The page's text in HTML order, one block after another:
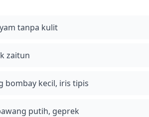
tanpa kulit
zaitun
bombay kecil, iris tipis
putih, geprek